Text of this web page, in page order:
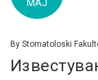
МАЈ
By Stomatoloski